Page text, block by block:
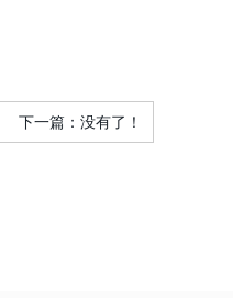
下一篇：没有了！